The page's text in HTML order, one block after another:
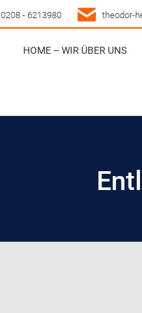
0208 - 6213980 theodor-
HOME – WIR ÜBER UNS
HOME – WIR ÜBER UNS